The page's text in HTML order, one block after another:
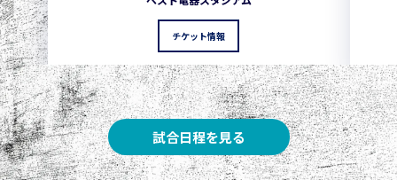
チケット情報
試合日程を見る
5 3 1
5
8 清水 3 1 0 0 1
8 神戸 3 1 0 1
10 東京Ｖ 1 0 1 0 0